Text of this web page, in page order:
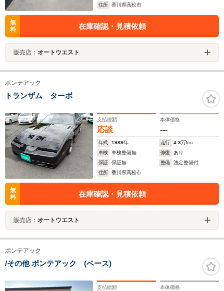
住所
香川県高松市
無
料
在庫確認・見積依頼
販売店： オートウエスト
ポンテアック
トランザム ターボ
支払総額
応談
本体価格
---
年式 1989年 走行 4.3万km
車検
車検整備無 修復
あり
保証
保証無 整備
法定整備付
住所
香川県高松市
無
料
在庫確認・見積依頼
販売店： オートウエスト
ポンテアック
/その他 ポンテアック (ベース)
支払総額 本体価格